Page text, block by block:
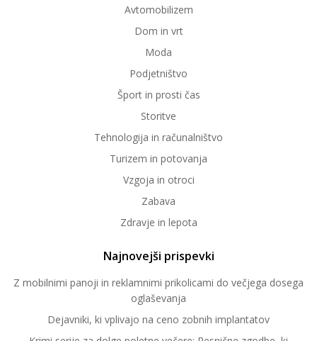
Avtomobilizem
Dom in vrt
Moda
Podjetništvo
Šport in prosti čas
Storitve
Tehnologija in računalništvo
Turizem in potovanja
Vzgoja in otroci
Zabava
Zdravje in lepota
Najnovejši prispevki
Z mobilnimi panoji in reklamnimi prikolicami do večjega dosega
oglaševanja
Dejavniki, ki vplivajo na ceno zobnih implantatov